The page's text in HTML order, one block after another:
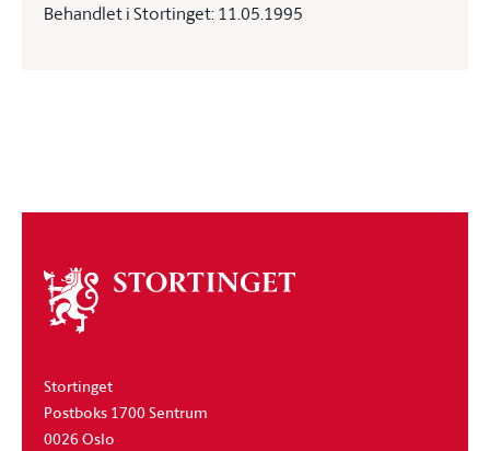
Behandlet i Stortinget: 11.05.1995
Om
stortinget
Stortinget
Postboks 1700 Sentrum
0026 Oslo